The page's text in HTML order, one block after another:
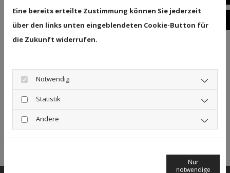
Zurück
Braunschweiger Klaviermanufaktur Grotrian-
Steinweg, das Modell “Samba”, wurde optisch
komplett aufgearbeitet und wird derzeit noch
Gerne können Sie es aber schon in unseren
Räumlichkeiten anspielen!
Unser Preis: 11.990€
Eine bereits erteilte Zustimmung können Sie jederzeit
über den links unten eingeblendeten Cookie-Button für
die Zukunft widerrufen.
Notwendig
Statistik
Andere
Nur
notwendige